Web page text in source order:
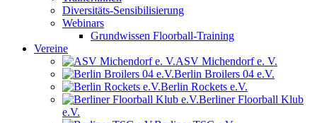
Diversitäts-Sensibilisierung
Webinars
Grundwissen Floorball-Training
Vereine
ASV Michendorf e. V.
Berlin Broilers 04 e.V.
Berlin Rockets e.V.
Berliner Floorball Klub
e.V.